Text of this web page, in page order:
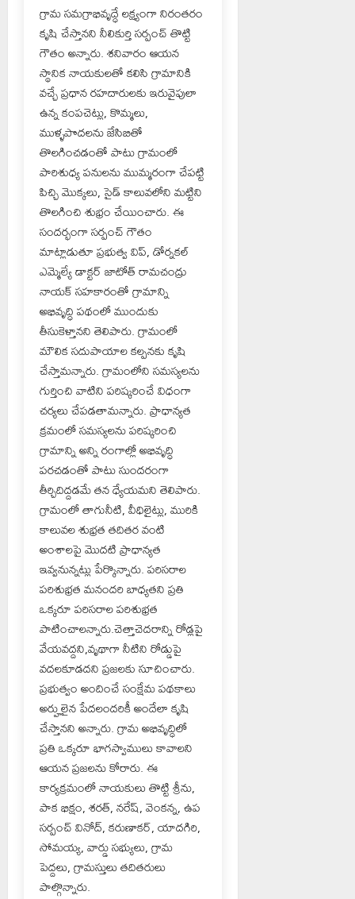
గ్రామ సమగ్రాభివృద్ధే లక్ష్యంగా నిరంతరం
కృషి చేస్తానని నీలికుర్తి సర్పంచ్ తొట్టి
గౌతం అన్నారు. శనివారం ఆయన
స్థానిక నాయకులతో కలిసి గ్రామానికి
వచ్చే ప్రధాన రహదారులకు ఇరువైపులా
ఉన్న కంపచెట్లు, కొమ్మలు,
ముళ్ళపొదలను జేసిబితో
తొలగించడంతో పాటు గ్రామంలో
పారిశుధ్య పనులను ముమ్మరంగా చేపట్టి
పిచ్చి మొక్కలు, సైడ్ కాలువలోని మట్టిని
తొలగించి శుభ్రం చేయించారు. ఈ
సందర్భంగా సర్పంచ్ గౌతం
మాట్లాడుతూ ప్రభుత్వ విప్, డోర్నకల్
ఎమ్మెల్యే డాక్టర్ జాటోత్ రామచంద్రు
నాయక్ సహకారంతో గ్రామాన్ని
అభివృద్ధి పథంలో ముందుకు
తీసుకెళ్తానని తెలిపారు. గ్రామంలో
మౌలిక సదుపాయాల కల్పనకు కృషి
చేస్తామన్నారు. గ్రామంలోని సమస్యలను
గుర్తించి వాటిని పరిష్కరించే విధంగా
చర్యలు చేపడతామన్నారు. ప్రాధాన్యత
క్రమంలో సమస్యలను పరిష్కరించి
గ్రామాన్ని అన్ని రంగాల్లో అభివృద్ధి
పరచడంతో పాటు సుందరంగా
తీర్చిదిద్దడమే తన ధ్యేయమని తెలిపారు.
గ్రామంలో తాగునీటి, వీధిలైట్లు, మురికి
కాలువల శుభ్రత తదితర వంటి
అంశాలపై మొదటి ప్రాధాన్యత
ఇవ్వనున్నట్లు పేర్కొన్నారు. పరిసరాల
పరిశుభ్రత మనందరి బాధ్యతని ప్రతి
ఒక్కరూ పరిసరాల పరిశుభ్రత
పాటించాలన్నారు.చెత్తాచెదరాన్ని రోడ్లపై
వేయవద్దని,వృథాగా నీటిని రోడ్డుపై
వదలకూడదని ప్రజలకు సూచించారు.
ప్రభుత్వం అందించే సంక్షేమ పథకాలు
అర్హులైన పేదలందరికీ అందేలా కృషి
చేస్తానని అన్నారు. గ్రామ అభివృద్ధిలో
ప్రతి ఒక్కరూ భాగస్వాములు కావాలని
ఆయన ప్రజలను కోరారు. ఈ
కార్యక్రమంలో నాయకులు తొట్టి శ్రీను,
పాక భిక్షం, శరత్, నరేష్, వెంకన్న, ఉప
సర్పంచ్ వినోద్, కరుణాకర్, యాదగిరి,
సోమయ్య, వార్డు సభ్యులు, గ్రామ
పెద్దలు, గ్రామస్తులు తదితరులు
పాల్గొన్నారు.